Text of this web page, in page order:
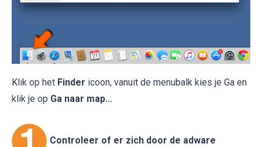
Klik op het Finder icoon, vanuit de menubalk kies je Ga en
klik je op Ga naar map...
Controleer of er zich door de adware